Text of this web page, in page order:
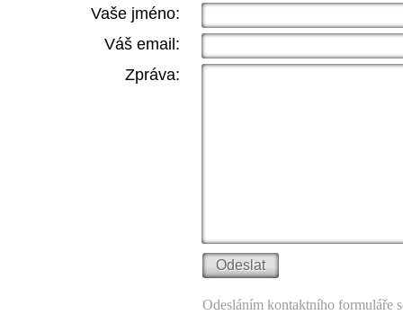
Vaše jméno:
Váš email:
Zpráva:
Odesláním kontaktního formuláře